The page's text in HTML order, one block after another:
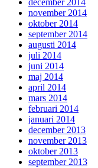
december 2014
november 2014
oktober 2014
september 2014
augusti 2014
juli 2014
juni 2014
maj 2014
april 2014
mars 2014
februari 2014
januari 2014
december 2013
november 2013
oktober 2013
september 2013